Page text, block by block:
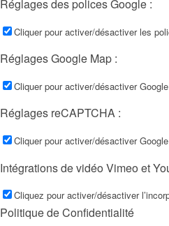
Réglages des polices Google :
Cliquer pour activer/désactiver les
Réglages Google Map :
Cliquer pour activer/désactiver
Réglages reCAPTCHA :
Cliquer pour activer/désactiver
Intégrations de vidéo Vimeo et
Cliquez pour activer/désactiver
Politique de Confidentialité